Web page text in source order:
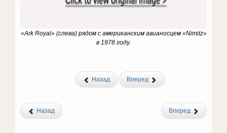
«Ark Royal» (слева) рядом с американским авианосцем «Nimitz»
в 1978 году.
Назад Вперед
Назад Вперед